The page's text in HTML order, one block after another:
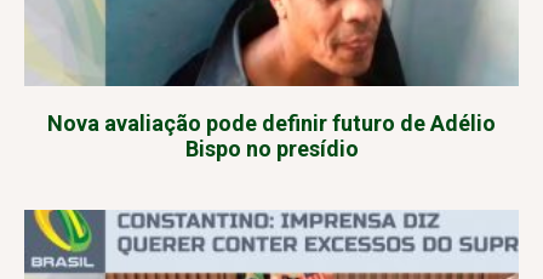
Nova avaliação pode definir futuro de Adélio
Bispo no presídio